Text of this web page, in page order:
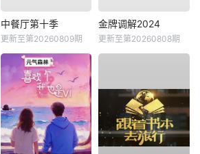
中餐厅第十季
更新至第20260809期
金牌调解2024
更新至第20260808期